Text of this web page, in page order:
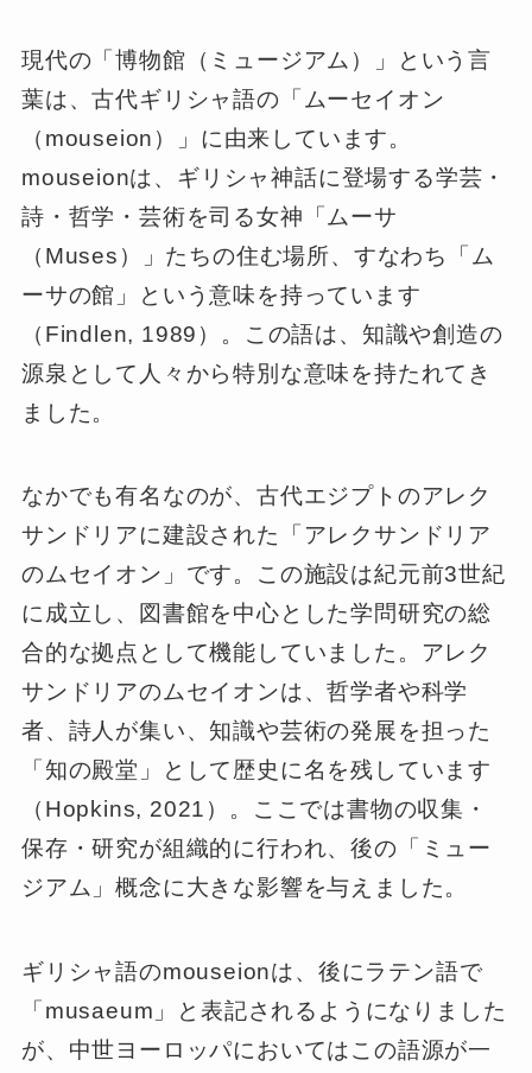
現代の「博物館（ミュージアム）」という言
葉は、古代ギリシャ語の「ムーセイオン
（mouseion）」に由来しています。
mouseionは、ギリシャ神話に登場する学芸・
詩・哲学・芸術を司る女神「ムーサ
（Muses）」たちの住む場所、すなわち「ム
ーサの館」という意味を持っています
（Findlen, 1989）。この語は、知識や創造の
源泉として人々から特別な意味を持たれてき
ました。
なかでも有名なのが、古代エジプトのアレク
サンドリアに建設された「アレクサンドリア
のムセイオン」です。この施設は紀元前3世紀
に成立し、図書館を中心とした学問研究の総
合的な拠点として機能していました。アレク
サンドリアのムセイオンは、哲学者や科学
者、詩人が集い、知識や芸術の発展を担った
「知の殿堂」として歴史に名を残しています
（Hopkins, 2021）。ここでは書物の収集・
保存・研究が組織的に行われ、後の「ミュー
ジアム」概念に大きな影響を与えました。
ギリシャ語のmouseionは、後にラテン語で
「musaeum」と表記されるようになりました
が、中世ヨーロッパにおいてはこの語源が一